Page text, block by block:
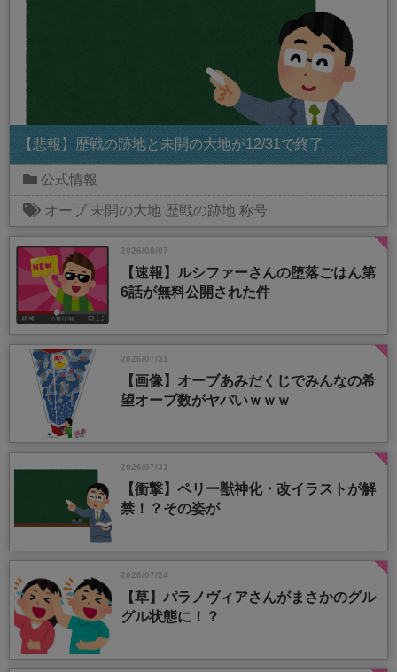
【悲報】歴戦の跡地と未開の大地が12/31で終了
公式情報
オーブ 未開の大地 歴戦の跡地 称号
2026/08/07
【速報】ルシファーさんの堕落ごはん第
6話が無料公開された件
2026/07/31
【画像】オーブあみだくじでみんなの希
望オーブ数がヤバいｗｗｗ
2026/07/31
【衝撃】ペリー獣神化・改イラストが解
禁！？その姿が
2026/07/24
【草】パラノヴィアさんがまさかのグル
グル状態に！？